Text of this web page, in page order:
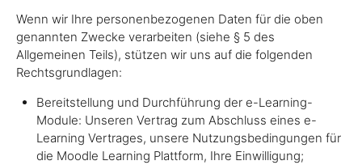
Wenn wir Ihre personenbezogenen Daten für die oben
genannten Zwecke verarbeiten (siehe § 5 des
Allgemeinen Teils), stützen wir uns auf die folgenden
Rechtsgrundlagen:
Bereitstellung und Durchführung der e-Learning-
Module: Unseren Vertrag zum Abschluss eines e-
Learning Vertrages, unsere Nutzungsbedingungen für
die Moodle Learning Plattform, Ihre Einwilligung;